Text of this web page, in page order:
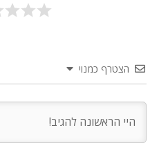
הצטרף כמנוי